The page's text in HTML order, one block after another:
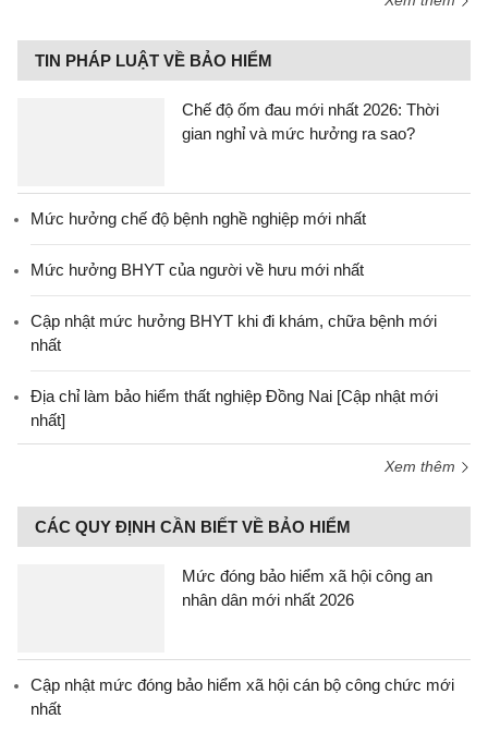
TIN PHÁP LUẬT VỀ BẢO HIỂM
Chế độ ốm đau mới nhất 2026: Thời
gian nghỉ và mức hưởng ra sao?
Mức hưởng chế độ bệnh nghề nghiệp mới nhất
Mức hưởng BHYT của người về hưu mới nhất
Cập nhật mức hưởng BHYT khi đi khám, chữa bệnh mới
nhất
Địa chỉ làm bảo hiểm thất nghiệp Đồng Nai [Cập nhật mới
nhất]
Xem thêm
CÁC QUY ĐỊNH CẦN BIẾT VỀ BẢO HIỂM
Mức đóng bảo hiểm xã hội công an
nhân dân mới nhất 2026
Cập nhật mức đóng bảo hiểm xã hội cán bộ công chức mới
nhất